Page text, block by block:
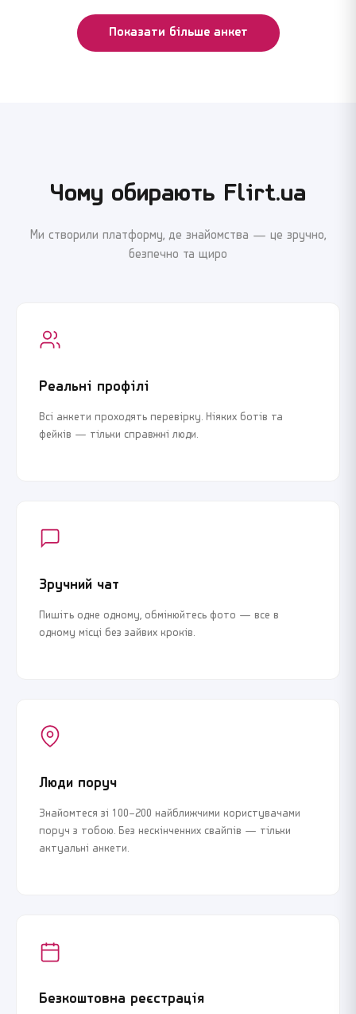
Продовжити реєстрацію
Показати більше анкет
Чому обирають Flirt.ua
Ми створили платформу, де знайомства — це зручно,
безпечно та щиро
Реальні профілі
Всі анкети проходять перевірку. Ніяких ботів та
фейків — тільки справжні люди.
Зручний чат
Пишіть одне одному, обмінюйтесь фото — все в
одному місці без зайвих кроків.
Люди поруч
Знайомтеся зі 100–200 найближчими користувачами
поруч з тобою. Без нескінченних свайпів — тільки
актуальні анкети.
Безкоштовна реєстрація
Продовжити реєстрацію